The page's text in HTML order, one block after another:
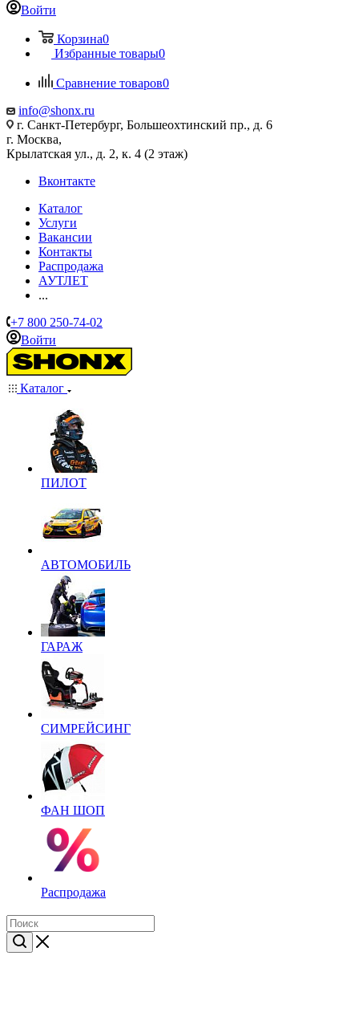
Войти
Корзина0
Избранные товары0
Сравнение товаров0
info@shonx.ru
г. Санкт-Петербург, Большеохтинский пр., д. 6
г. Москва,
Крылатская ул., д. 2, к. 4 (2 этаж)
Вконтакте
Каталог
Услуги
Вакансии
Контакты
Распродажа
АУТЛЕТ
...
+7 800 250-74-02
Войти
Каталог
ПИЛОТ
АВТОМОБИЛЬ
ГАРАЖ
СИМРЕЙСИНГ
ФАН ШОП
Распродажа